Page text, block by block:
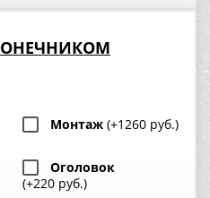
Монтаж (+1260 руб.)
Оголовок
(+220 руб.)